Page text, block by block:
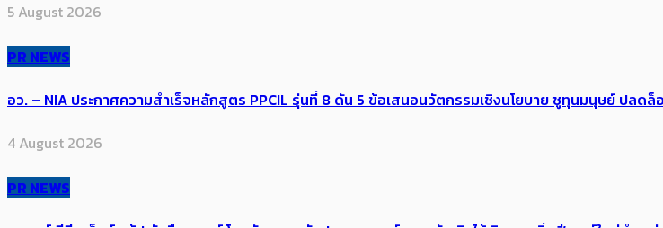
5 August 2026
PR NEWS
อว. – NIA ประกาศความสำเร็จหลักสูตร PPCIL รุ่นที่ 8 ดัน 5 ข้อเสนอนวัตกรรมเชิงนโยบาย ชูทุนมนุษย์ ปลด
4 August 2026
PR NEWS